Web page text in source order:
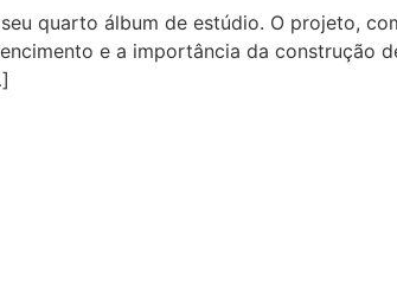
quarto álbum de estúdio. O projeto,
e a importância da construção